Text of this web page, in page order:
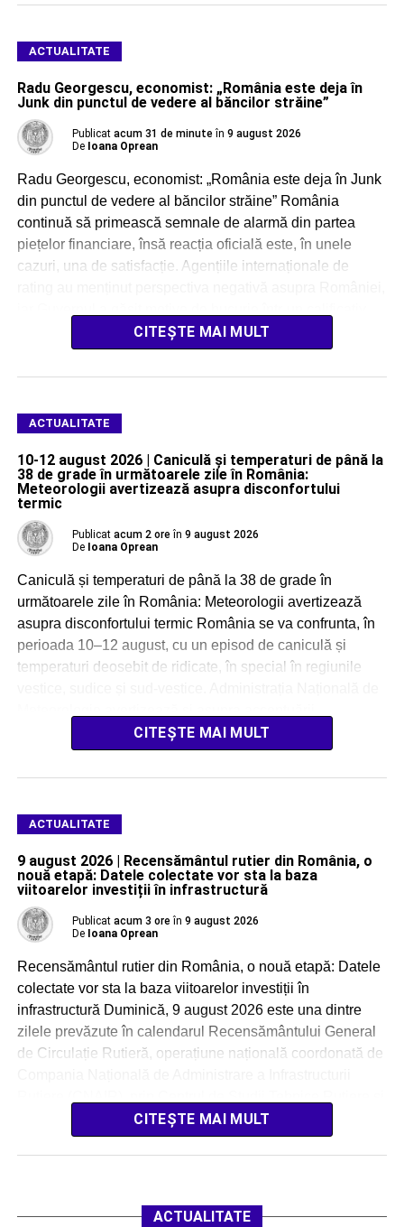
ACTUALITATE
Radu Georgescu, economist: „România este deja în
Junk din punctul de vedere al băncilor străine”
Publicat acum 31 de minute în 9 august 2026
De Ioana Oprean
Radu Georgescu, economist: „România este deja în Junk
din punctul de vedere al băncilor străine” România
continuă să primească semnale de alarmă din partea
piețelor financiare, însă reacția oficială este, în unele
cazuri, una de satisfacție. Agențiile internaționale de
CITEȘTE MAI MULT
ACTUALITATE
10-12 august 2026 | Caniculă și temperaturi de până la
38 de grade în următoarele zile în România:
Meteorologii avertizează asupra disconfortului
termic
Publicat acum 2 ore în 9 august 2026
De Ioana Oprean
Caniculă și temperaturi de până la 38 de grade în
următoarele zile în România: Meteorologii avertizează
asupra disconfortului termic România se va confrunta, în
perioada 10–12 august, cu un episod de caniculă și
temperaturi deosebit de ridicate, în special în regiunile
disconfortului termic, […]CITEȘTE MAI MULT
ACTUALITATE
9 august 2026 | Recensământul rutier din România, o
nouă etapă: Datele colectate vor sta la baza
viitoarelor investiții în infrastructură
Publicat acum 3 ore în 9 august 2026
De Ioana Oprean
Recensământul rutier din România, o nouă etapă: Datele
colectate vor sta la baza viitoarelor investiții în
infrastructură Duminică, 9 august 2026 este una dintre
zilele prevăzute în calendarul Recensământului General
de Circulație Rutieră, operațiune națională coordonată de
Informatică (CESTRIN). Acțiunea […]
CITEȘTE MAI MULT
ACTUALITATE